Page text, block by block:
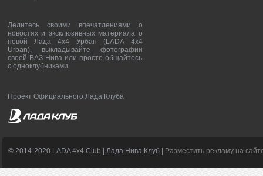
Делитесь своими впечатлениями о
новостях и эксклюзивных материала о
новой Лада 4х4 Урбан (LADA 4x4
Urban), выкладывайте фотографии
своей ВАЗ Нива или просто общайтесь
с одноклубниками.
Проект Официального Лада Клуба
© 2014-2020 LADA 4x4 Club | Лада Нива Клуб | Разместить рекламу на